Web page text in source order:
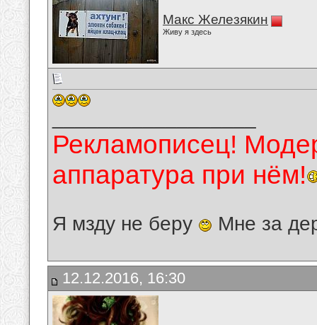
Макс Железякин
Живу я здесь
Рекламописец!
аппаратура при нём!
Я мзду не беру Мне за
12.12.2016, 16:30